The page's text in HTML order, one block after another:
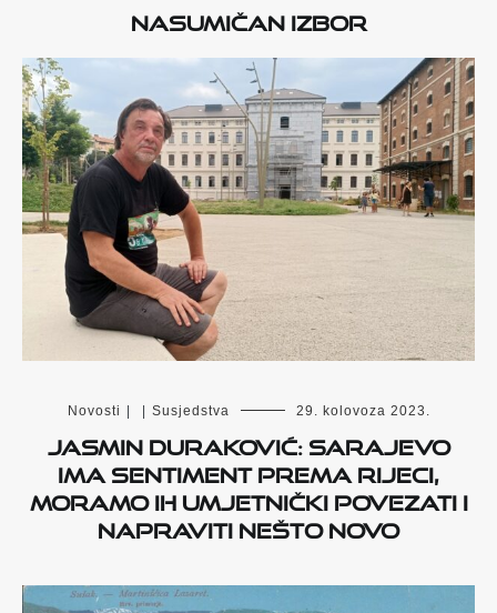
Nasumičan izbor
Novosti Susjedstva 29. kolovoza 2023.
Jasmin Duraković: Sarajevo
ima sentiment prema Rijeci,
moramo ih umjetnički povezati i
napraviti nešto novo